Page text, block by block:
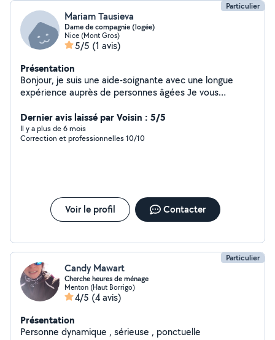
Particulier
Mariam Tausieva
Dame de compagnie (logée)
Nice (Mont Gros)
5/5 (1 avis)
Présentation
Bonjour, je suis une aide-soignante avec une longue
expérience auprès de personnes âgées Je vous
de compagnie, une aide si besoin pour la toilette
Bienveillante, douce, honnête, patiente
Dernier avis laissé par Voisin : 5/5
Il y a plus de 6 mois
Correction et professionnelles 10/10
Voir le profil Contacter
Particulier
Candy Mawart
Cherche heures de ménage
Menton (Haut Borrigo)
4/5 (4 avis)
Présentation
Personne dynamique , sérieuse , ponctuelle